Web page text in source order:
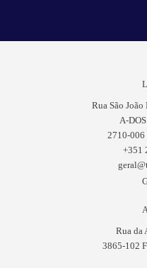
Rua São João
A-
2710-006
+351
Rua da
3865-102